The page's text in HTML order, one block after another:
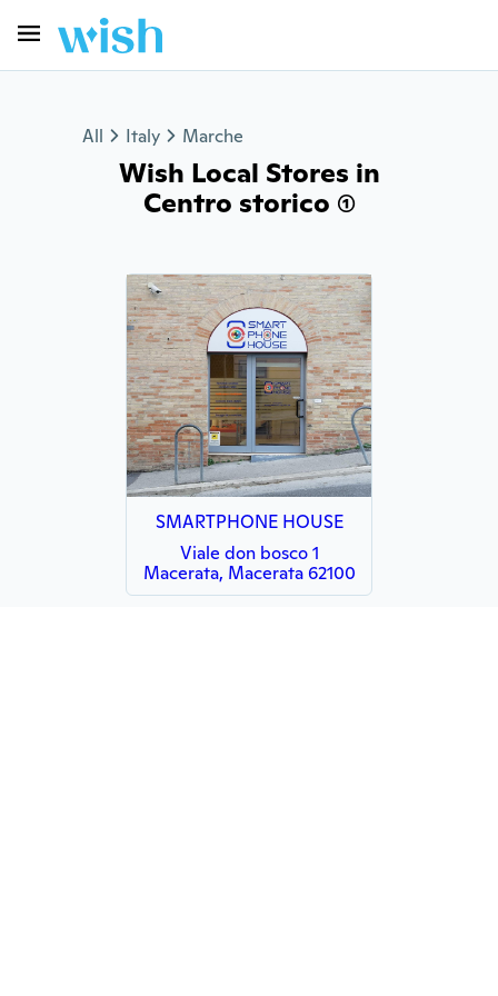
All Italy Marche
Wish Local Stores in
Centro storico (1)
SMARTPHONE HOUSE
Viale don bosco 1
Macerata, Macerata 62100